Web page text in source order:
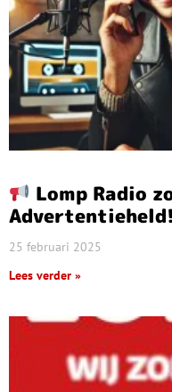
Lomp Radio
25 februari 2025
Lees verder »